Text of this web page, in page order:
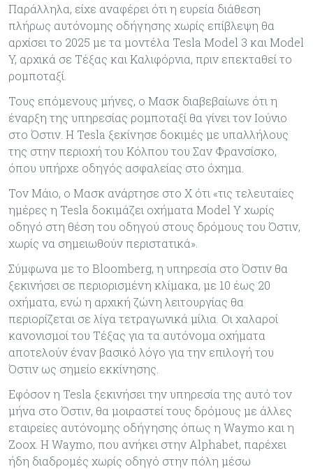
Παράλληλα, είχε αναφέρει ότι η ευρεία διάθεση
πλήρως αυτόνομης οδήγησης χωρίς επίβλεψη θα
αρχίσει το 2025 με τα μοντέλα Tesla Model 3 και Model
Y, αρχικά σε Τέξας και Καλιφόρνια, πριν επεκταθεί το
ρομποταξί.
Τους επόμενους μήνες, ο Μασκ διαβεβαίωνε ότι η
έναρξη της υπηρεσίας ρομποταξί θα γίνει τον Ιούνιο
στο Όστιν. Η Tesla ξεκίνησε δοκιμές με υπαλλήλους
της στην περιοχή του Κόλπου του Σαν Φρανσίσκο,
όπου υπήρχε οδηγός ασφαλείας στο όχημα.
Τον Μάιο, ο Μασκ ανάρτησε στο X ότι «τις τελευταίες
ημέρες η Tesla δοκιμάζει οχήματα Model Y χωρίς
οδηγό στη θέση του οδηγού στους δρόμους του Όστιν,
χωρίς να σημειωθούν περιστατικά».
Σύμφωνα με το Bloomberg, η υπηρεσία στο Όστιν θα
ξεκινήσει σε περιορισμένη κλίμακα, με 10 έως 20
οχήματα, ενώ η αρχική ζώνη λειτουργίας θα
περιορίζεται σε λίγα τετραγωνικά μίλια. Οι χαλαροί
κανονισμοί του Τέξας για τα αυτόνομα οχήματα
αποτελούν έναν βασικό λόγο για την επιλογή του
Όστιν ως σημείο εκκίνησης.
Εφόσον η Tesla ξεκινήσει την υπηρεσία της αυτό τον
μήνα στο Όστιν, θα μοιραστεί τους δρόμους με άλλες
εταιρείες αυτόνομης οδήγησης όπως η Waymo και η
Zoox. Η Waymo, που ανήκει στην Alphabet, παρέχει
ήδη διαδρομές χωρίς οδηγό στην πόλη μέσω